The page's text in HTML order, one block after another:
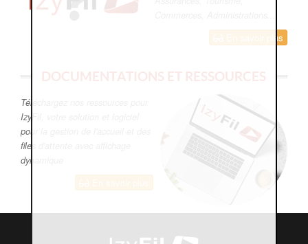
En savoir plus
DOCUMENTATIONS ET RESSOURCES
Téléchargez nos ressources pour
IzyFil, votre solution et logiciel
pour la gestion de l'accueil et des
files d'attente avec affichage
dynamique